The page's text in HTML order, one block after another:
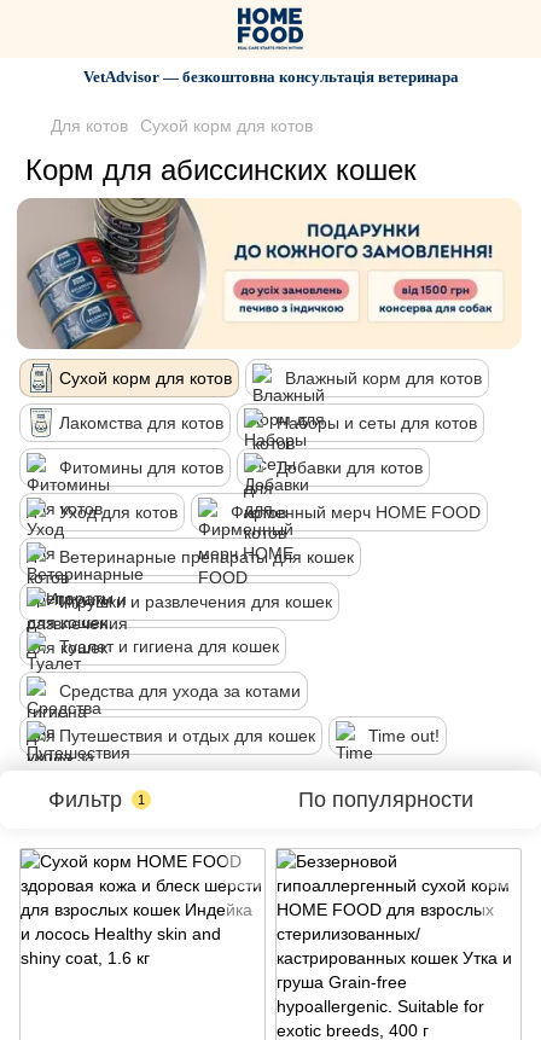
VetAdvisor — безкоштовна консультація ветеринара
Для котов Сухой корм для котов
Корм для абиссинских кошек
Сухой корм для котов Влажный корм для котов
Лакомства для котов Наборы и сеты для котов
Фитомины для котов Добавки для котов
Уход для котов Фирменный мерч HOME FOOD
Ветеринарные препараты для кошек
Игрушки и развлечения для кошек
Туалет и гигиена для кошек
Средства для ухода за котами
Путешествия и отдых для кошек Time out!
Фильтр 1 По популярности